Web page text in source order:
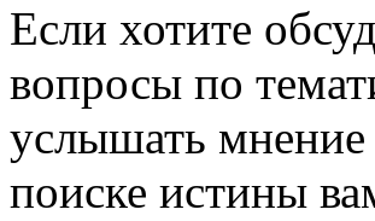
Если хотите
вопросы по
услышать
поиске истины